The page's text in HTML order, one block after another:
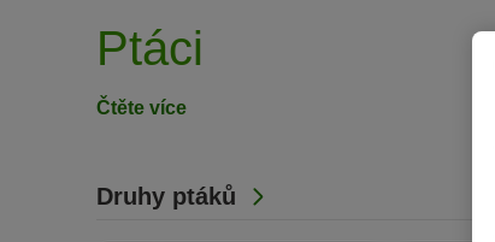
Ptáci
Čtěte více
Druhy ptáků